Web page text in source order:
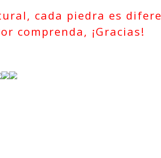
cada piedra es
comprenda, ¡Gracias!